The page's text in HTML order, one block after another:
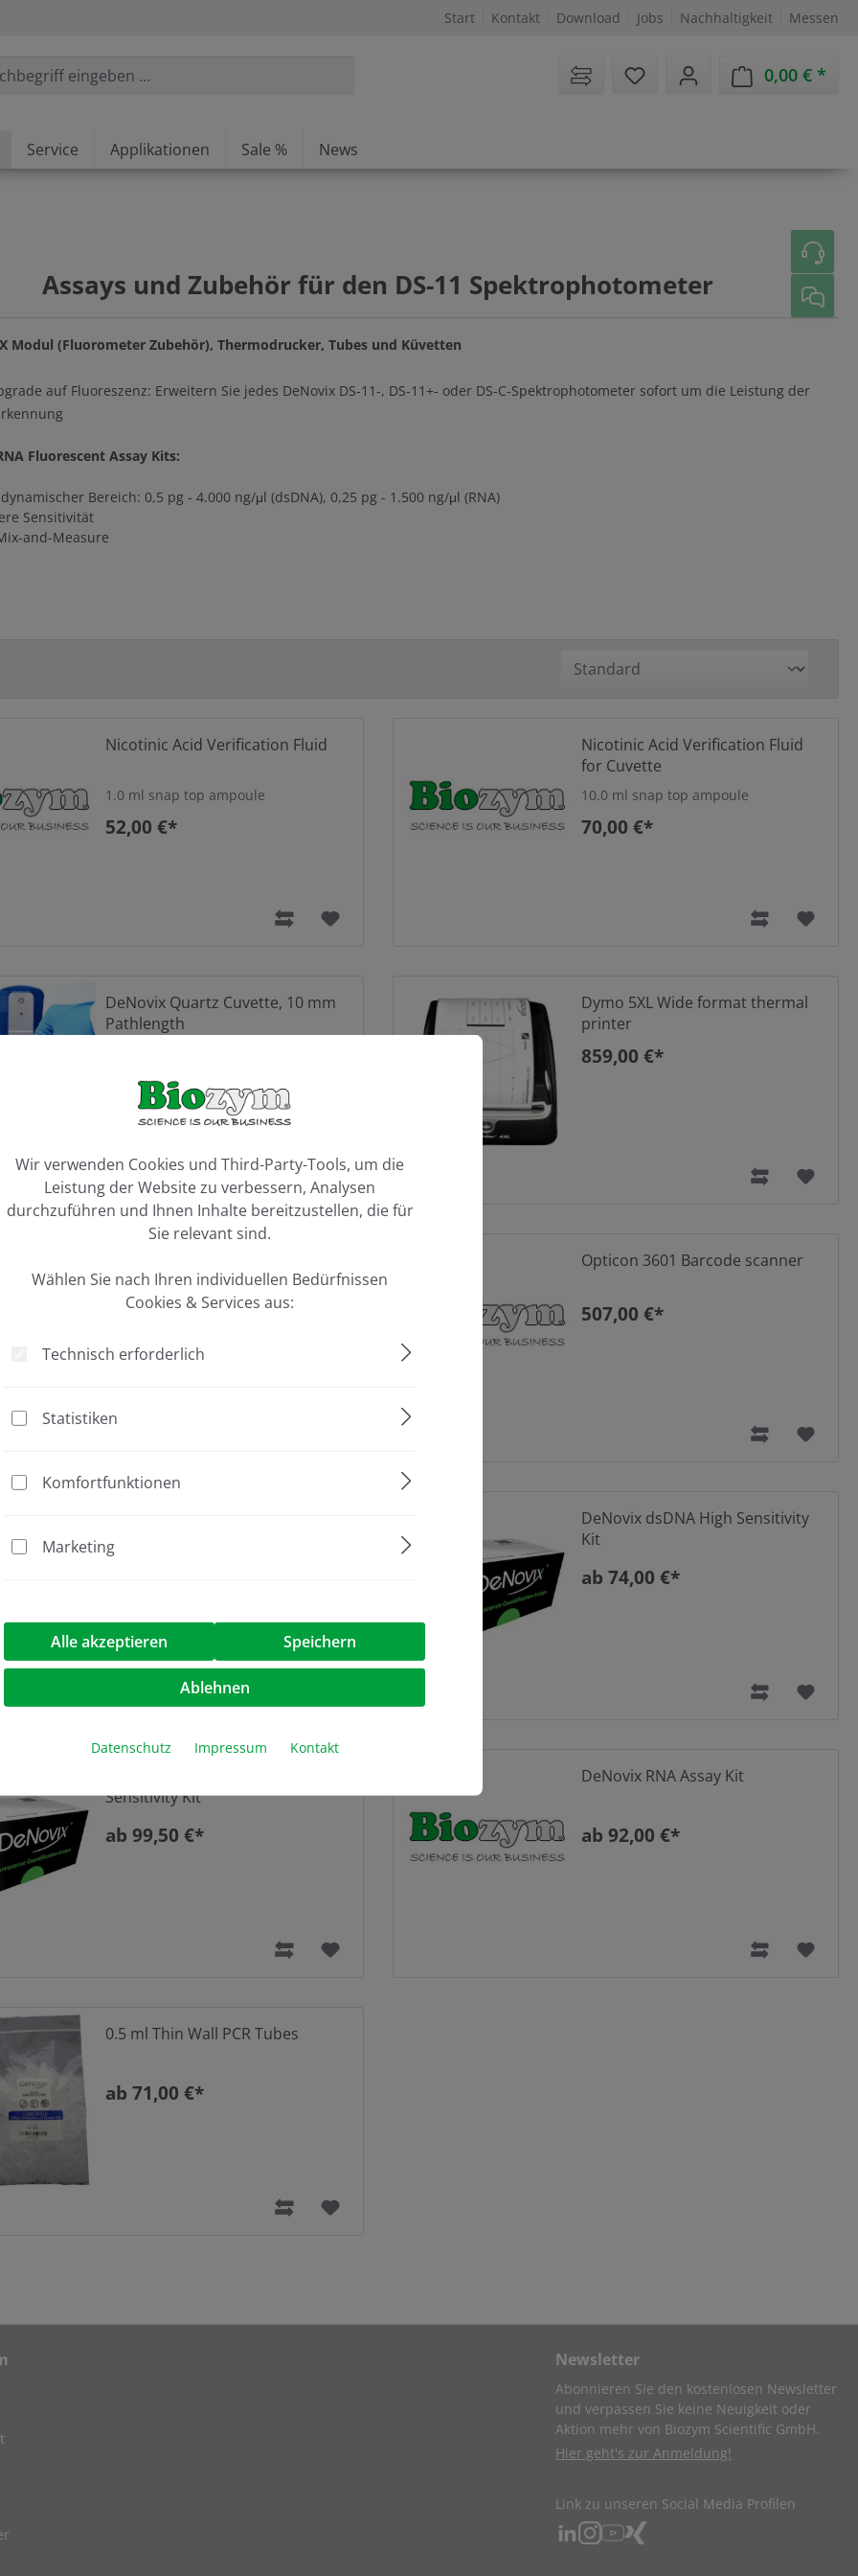
Start Kontakt Download Jobs Nachhaltigkeit Messen
Sie haben 0 Artikel auf dem
0,00 €
Service Applikationen Sale % News
Assays und Zubehör für den DS-11 Spektrophotometer
Modul (Fluorometer Zubehör), Thermodrucker, Tubes und Küvetten
auf Fluoreszenz: Erweitern Sie jedes DeNovix DS-11-, DS-11+- oder DS-C-Spektrophotometer sofort um die Leistung der
Fluorescent Assay Kits:
Bereich: 0,5 pg - 4.000 ng/μl (dsDNA), 0,25 pg - 1.500 ng/μl (RNA)
Sensitivität
and-Measure
Nicotinic Acid Verification Fluid
1.0 ml snap top ampoule
52,00 €*
Nicotinic Acid Verification Fluid
for Cuvette
10.0 ml snap top ampoule
70,00 €*
DeNovix Quartz Cuvette, 10 mm
Pathlength
Dymo 5XL Wide format thermal
printer
859,00 €*
DeNovix
201,00 €*
Opticon 3601 Barcode scanner
507,00 €*
DeNovix dsDNA High Sensitivity
Kit
ab 74,00 €*
Sensitivity Kit
ab 99,50 €*
DeNovix RNA Assay Kit
ab 92,00 €*
0.5 ml Thin Wall PCR Tubes
ab 71,00 €*
Newsletter
Abonnieren Sie den kostenlosen Newsletter
und verpassen Sie keine Neuigkeit oder
Aktion mehr von Biozym Scientific GmbH.
Hier geht's zur Anmeldung!
Link zu unseren Social Media Profilen
Wir verwenden Cookies und Third-Party-Tools, um die
Leistung der Website zu verbessern, Analysen
durchzuführen und Ihnen Inhalte bereitzustellen, die für
Sie relevant sind.
Wählen Sie nach Ihren individuellen Bedürfnissen
Cookies & Services aus:
Technisch erforderlich
Statistiken
Komfortfunktionen
Marketing
Alle akzeptieren Speichern
Ablehnen
Datenschutz Impressum Kontakt